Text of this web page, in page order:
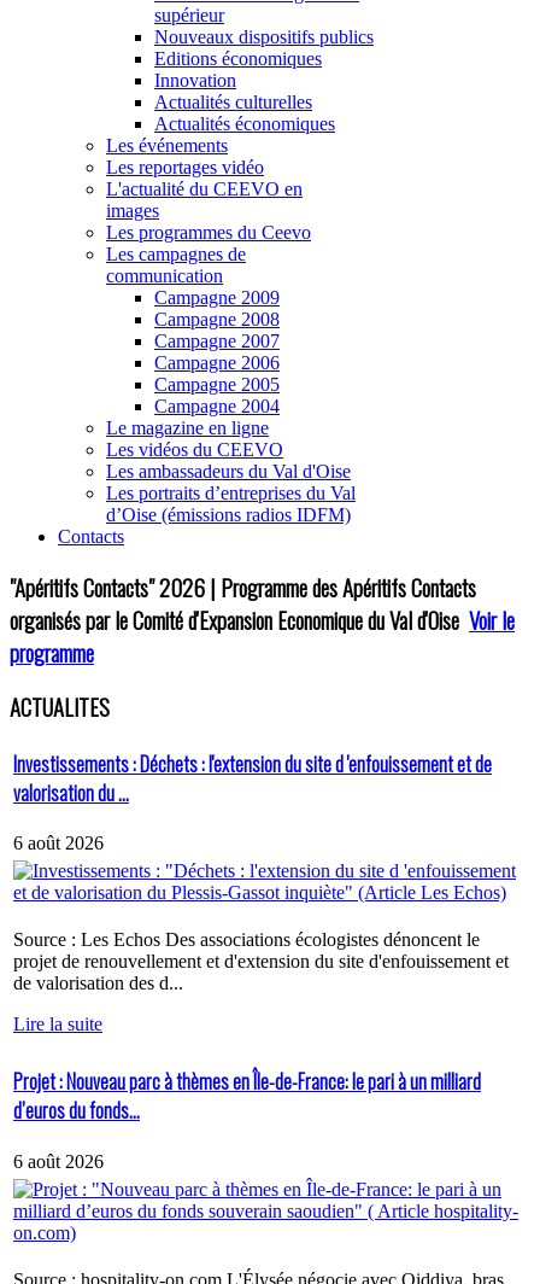
supérieur
Nouveaux dispositifs publics
Editions économiques
Innovation
Actualités culturelles
Actualités économiques
Les événements
Les reportages vidéo
L'actualité du CEEVO en
images
Les programmes du Ceevo
Les campagnes de
communication
Campagne 2009
Campagne 2008
Campagne 2007
Campagne 2006
Campagne 2005
Campagne 2004
Le magazine en ligne
Les vidéos du CEEVO
Les ambassadeurs du Val d'Oise
Les portraits d’entreprises du Val
d’Oise (émissions radios IDFM)
Contacts
"Apéritifs Contacts"2026 | Programme des Apéritifs Contacts
organisés par le Comité d'Expansion Economique du Val d'Oise Voir le
programme
ACTUALITES
Investissements : Déchets : l'extension du site d 'enfouissement et de
valorisation du ...
6 août 2026
Source : Les Echos Des associations écologistes dénoncent le
projet de renouvellement et d'extension du site d'enfouissement et
de valorisation des d...
Lire la suite
Projet : Nouveau parc à thèmes en Île-de-France: le pari à un milliard
d’euros du fonds...
6 août 2026
Source : hospitality-on.com L'Élysée négocie avec Qiddiya, bras